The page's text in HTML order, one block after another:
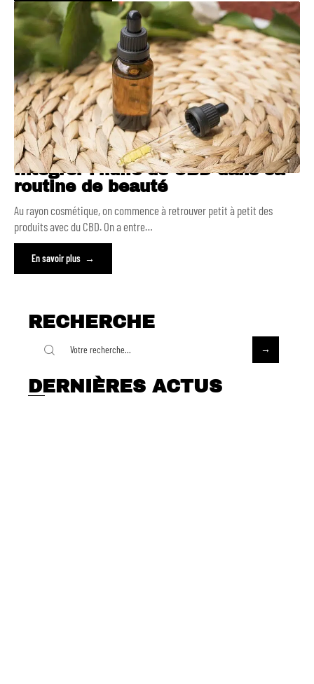
Intégrer l’huile de CBD dans sa
routine de beauté
Au rayon cosmétique, on commence à retrouver petit à petit des
produits avec du CBD. On a entre…
En savoir plus
RECHERCHE
DERNIÈRES ACTUS